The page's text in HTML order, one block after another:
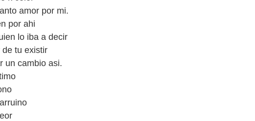
amor por mi.
por ahi
lo iba a decir
de tu existir
un cambio asi.